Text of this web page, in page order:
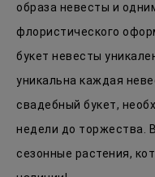
образа невесты и
флористического
букет невесты
уникальна каждая
свадебный букет,
недели до торжества.
сезонные растения,